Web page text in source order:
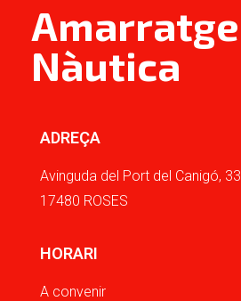
Amarratge
Nàutica
ADREÇA
Avinguda del Port del Canigó, 33
17480 ROSES
HORARI
A convenir